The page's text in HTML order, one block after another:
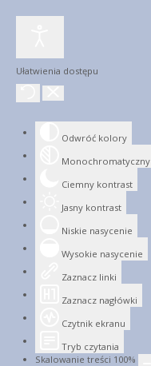
Ułatwienia dostępu
Odwróć kolory
Monochromatyczny
Ciemny kontrast
Jasny kontrast
Niskie nasycenie
Wysokie nasycenie
Zaznacz linki
Zaznacz nagłówki
Czytnik ekranu
Tryb czytania
Skalowanie treści 100%